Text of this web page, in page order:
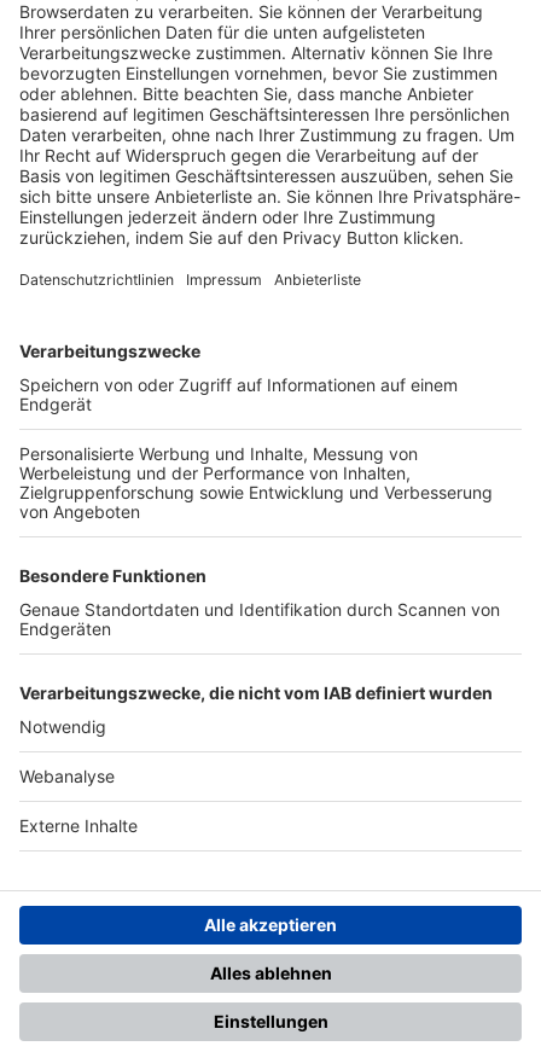
Trainerausbildung
Schulungsangebot Vereinsmitarbeiter
BFV-Geschäftsstellen
Trainerbörse
Login SpielPlus
FOLGE DEM BFV
TOP-VEREINE
TOP-PARTNER
Nutzungsbedingungen Datenschutz Impressum